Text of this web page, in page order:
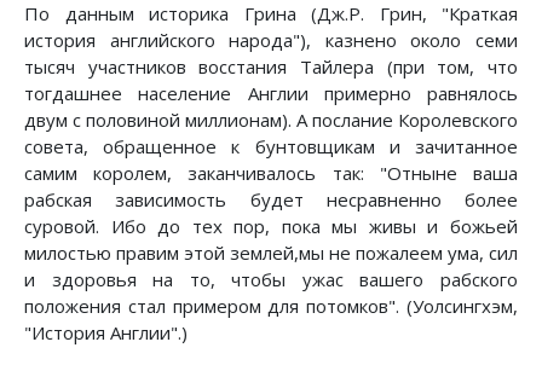
По данным историка Грина (Дж.Р. Грин, "Краткая
история английского народа"), казнено около семи
тысяч участников восстания Тайлера (при том, что
тогдашнее население Англии примерно равнялось
двум с половиной миллионам). А послание Королевского
совета, обращенное к бунтовщикам и зачитанное
самим королем, заканчивалось так: "Отныне ваша
рабская зависимость будет несравненно более
суровой. Ибо до тех пор, пока мы живы и божьей
милостью правим этой землей,мы не пожалеем ума, сил
и здоровья на то, чтобы ужас вашего рабского
положения стал примером для потомков". (Уолсингхэм,
"История Англии".)